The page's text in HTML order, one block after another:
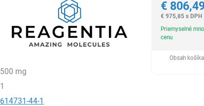
500 mg
1
614731-44-1
€
€ 975,85 s DPH
Priemyselné
cenu
Obsah